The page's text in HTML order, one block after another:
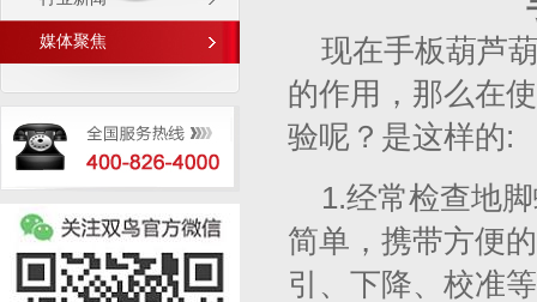
媒体聚焦
现在手板葫芦
的作用，那么在
验呢？是这样的:
1.经常检查地
简单，携带方便
引、下降、校准